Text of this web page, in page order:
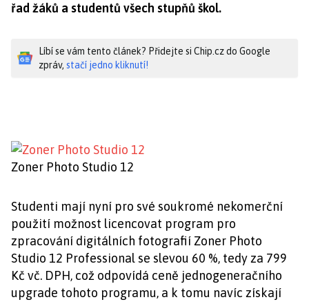
řad žáků a studentů všech stupňů škol.
Líbí se vám tento článek? Přidejte si Chip.cz do Google
zpráv, stačí jedno kliknutí!
Zoner Photo Studio 12
Studenti mají nyní pro své soukromé nekomerční
použití možnost licencovat program pro
zpracování digitálních fotografií Zoner Photo
Studio 12 Professional se slevou 60 %, tedy za 799
Kč vč. DPH, což odpovídá ceně jednogeneračního
upgrade tohoto programu, a k tomu navíc získají